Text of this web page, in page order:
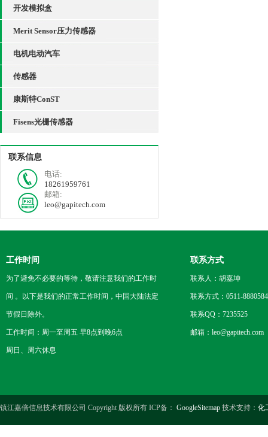
开发模拟盒
Merit Sensor压力传感器
电机电动汽车
传感器
康斯特ConST
Fisens光栅传感器
联系信息
电话:
18261959761
邮箱:
leo@gapitech.com
工作时间
为了避免不必要的等待，敬请注意我们的工作时
间 。以下是我们的正常工作时间，中国大陆法定
节假日除外。
工作时间：周一至周五 早8点到晚6点
周日、周六休息
联系方式
联系人：胡嘉坤
联系方式：0511-
联系QQ：7235525
邮箱：leo@gapitech.com
镇江嘉倍信息技术有限公司 Copyright 版权所有 ICP备： GoogleSitemap 技术支持： 化